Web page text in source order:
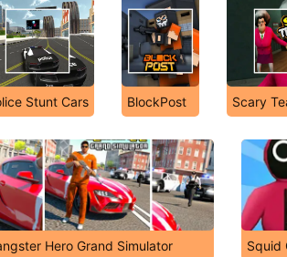
Stunt Cars BlockPost Scary
Hero Grand Simulator Squid